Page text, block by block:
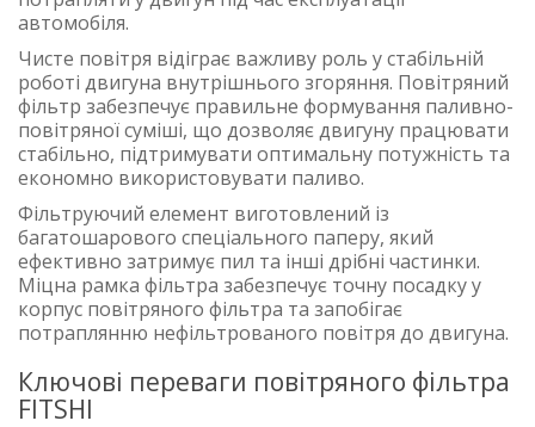
автомобіля.
Чисте повітря відіграє важливу роль у стабільній
роботі двигуна внутрішнього згоряння. Повітряний
фільтр забезпечує правильне формування паливно-
повітряної суміші, що дозволяє двигуну працювати
стабільно, підтримувати оптимальну потужність та
економно використовувати паливо.
Фільтруючий елемент виготовлений із
багатошарового спеціального паперу, який
ефективно затримує пил та інші дрібні частинки.
Міцна рамка фільтра забезпечує точну посадку у
корпус повітряного фільтра та запобігає
потраплянню нефільтрованого повітря до двигуна.
Ключові переваги повітряного фільтра
FITSHI